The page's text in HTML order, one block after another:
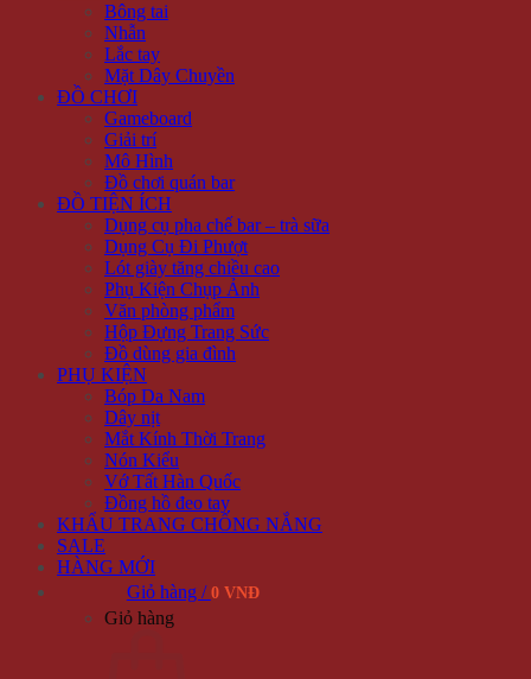
Bông tai
Nhẫn
Lắc tay
Mặt Dây Chuyền
ĐỒ CHƠI
Gameboard
Giải trí
Mô Hình
Đồ chơi quán bar
ĐỒ TIỆN ÍCH
Dụng cụ pha chế bar – trà sữa
Dụng Cụ Đi Phượt
Lót giày tăng chiều cao
Phụ Kiện Chụp Ảnh
Văn phòng phẩm
Hộp Đựng Trang Sức
Đồ dùng gia đình
PHỤ KIỆN
Bóp Da Nam
Dây nịt
Mắt Kính Thời Trang
Nón Kiểu
Vớ Tất Hàn Quốc
Đồng hồ đeo tay
KHẨU TRANG CHỐNG NẮNG
SALE
HÀNG MỚI
Giỏ hàng / 0 VNĐ
Giỏ hàng